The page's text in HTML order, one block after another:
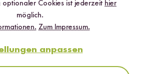
mit Vollkorn Bio Basmati
optionaler Cookies ist jederzeit hier
möglich.
Zum Impressum.
anpassen